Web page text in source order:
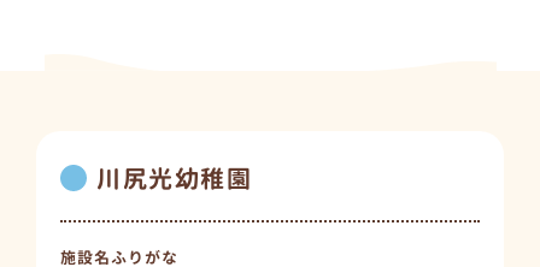
川尻光幼稚園
施設名ふりがな